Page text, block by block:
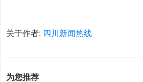
关于作者: 四川新闻热线
为您推荐